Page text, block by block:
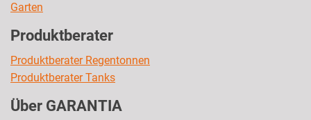
Garten
Produktberater
Produktberater Regentonnen
Produktberater Tanks
Über GARANTIA